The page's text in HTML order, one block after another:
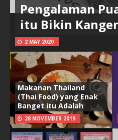
Pengalaman
itu Bikin
2 MAY 2020
Makanan Thailand
(Thai Food) yang Enak
Banget itu Adalah
28 NOVEMBER 2019